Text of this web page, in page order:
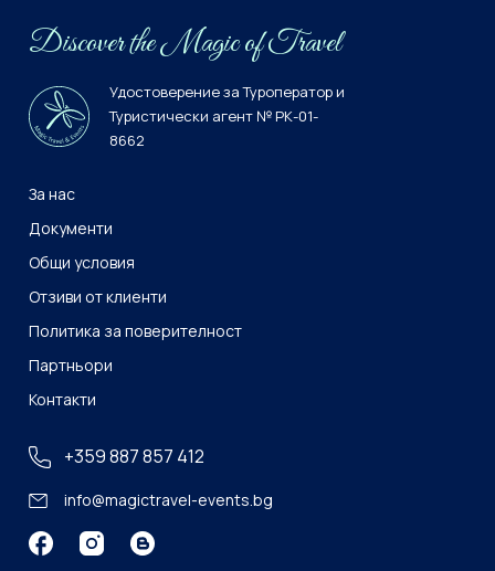
Discover the Мagiс of Travel
Удостоверение за Туроператор и
Туристически агент № РК-01-
8662
За нас
Документи
Общи условия
Отзиви от клиенти
Политика за поверителност
Партньори
Контакти
+359 887 857 412
info@magictravel-events.bg